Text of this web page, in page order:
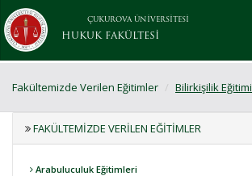
ÇUKUROVA ÜNİVERSİTESİ
HUKUK FAKÜLTESİ
Fakültemizde Verilen Eğitimler Bilirkişilik Eğitimi
FAKÜLTEMIZDE VERILEN EĞITIMLER
Arabuluculuk Eğitimleri